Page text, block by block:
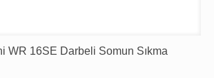
WR 16SE Darbeli Somun Sıkma